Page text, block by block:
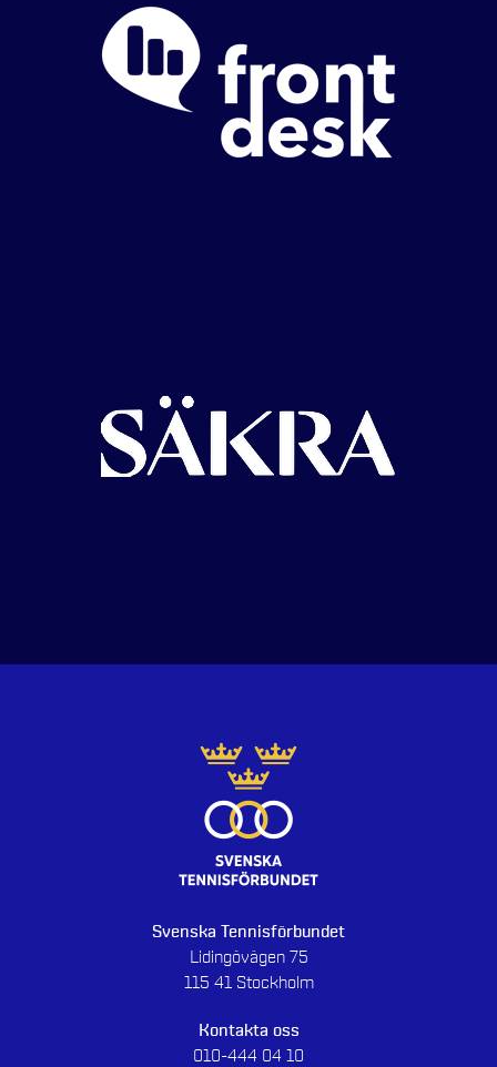
Svenska Tennisförbundet
Lidingövägen 75
115 41 Stockholm
Kontakta oss
010-444 04 10